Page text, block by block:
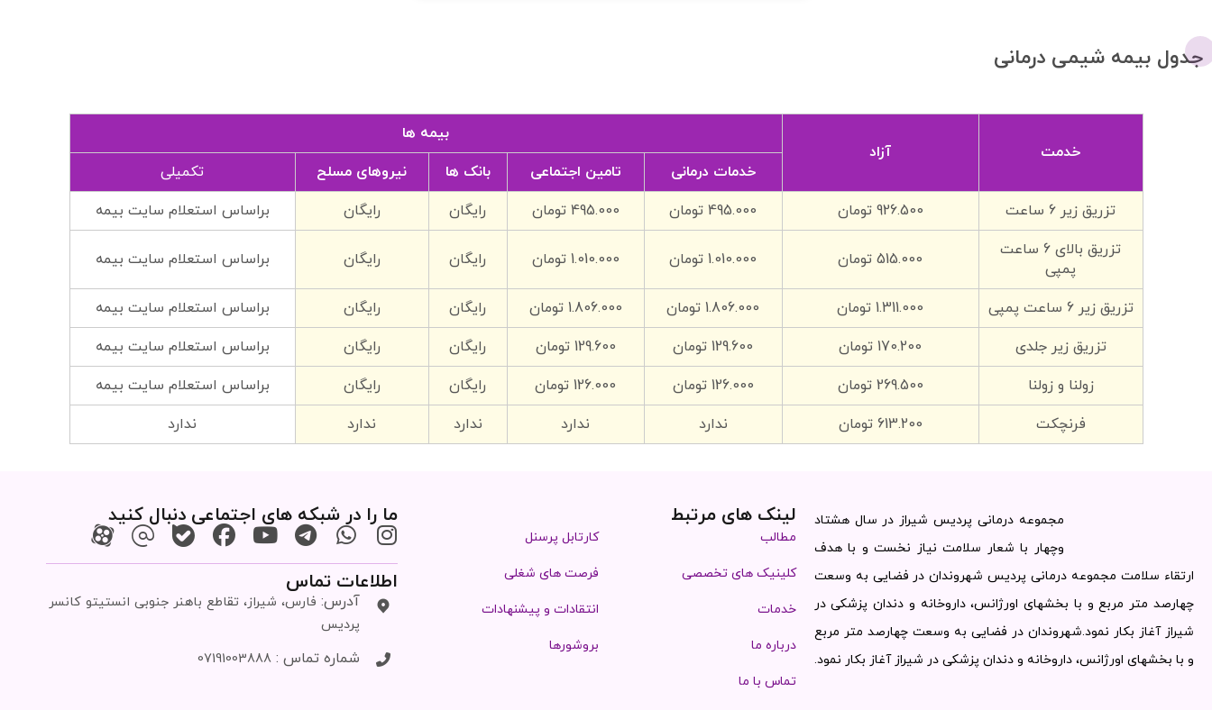
جدول بیمه شیمی درمانی
خدمت آزاد
بیمه ها
خدمات درمانی
تامین اجتماعی بانک ها نیروهای مسلح
تکمیلی
تزریق زیر 6 ساعت
926.500 تومان 495.000 تومان 495.000 تومان رایگان رایگان
براساس استعلام سایت بیمه
تزریق بالای 6 ساعت
پمپی
515.000 تومان 1.010.000 تومان 1.010.000 تومان رایگان رایگان براساس استعلام سایت بیمه
تزریق زیر 6 ساعت پمپی 1.311.000 تومان 1.806.000 تومان 1.806.000 تومان رایگان رایگان
براساس استعلام سایت بیمه
تزریق زیر جلدی
170.200 تومان 129.600 تومان 129.600 تومان رایگان رایگان
براساس استعلام سایت بیمه
زولنا و زولنا
269.500 تومان 126.000 تومان 126.000 تومان رایگان رایگان
براساس استعلام سایت بیمه
فرنچکت
613.200 تومان ندارد ندارد ندارد ندارد ندارد
مجموعه درمانی پردیس شیراز در سال هشتاد
وچهار با شعار سلامت نیاز نخست و با هدف
ارتقاء سلامت مجموعه درمانی پردیس شهروندان در فضایی به وسعت
چهارصد متر مربع و با بخشهای اورژانس، داروخانه و دندان پزشکی در
شیراز آغاز بکار نمود.شهروندان در فضایی به وسعت چهارصد متر مربع
و با بخشهای اورژانس، داروخانه و دندان پزشکی در شیراز آغاز بکار نمود.
لینک های مرتبط
مطالب
کلینیک های تخصصی
خدمات
درباره ما
تماس با ما
کارتابل پرسنل
فرصت های شغلی
انتقادات و پیشنهادات
بروشورها
ما را در شبکه های اجتماعی دنبال کنید
اطلاعات تماس
آدرس: فارس، شیراز، تقاطع باهنر جنوبی انستیتو کانسر
پردیس
شماره تماس :07191003888